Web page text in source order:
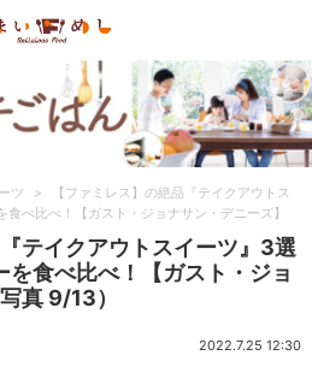
ツ >
【ファミレス】の絶品『テイクアウトス
べ比べ！【ガスト・ジョナサン・デニーズ】
テイクアウトスイーツ』3選
を食べ比べ！【ガスト・ジョ
真 9/13）
2022.7.25 12:30